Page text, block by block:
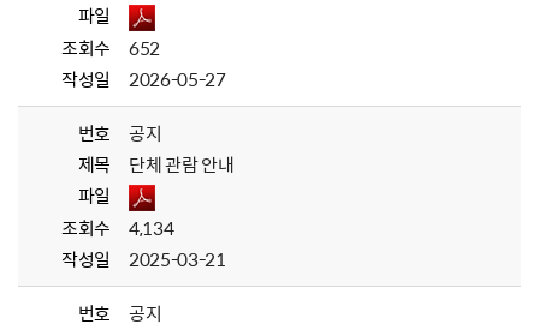
파일
조회수
652
작성일
2026-05-27
번호
공지
제목
단체 관람 안내
파일
조회수
4,134
작성일
2025-03-21
번호
공지